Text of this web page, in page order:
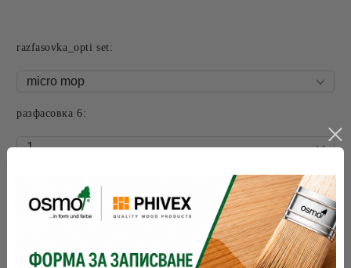
razfasovka_opti set:
разфасовка 6: